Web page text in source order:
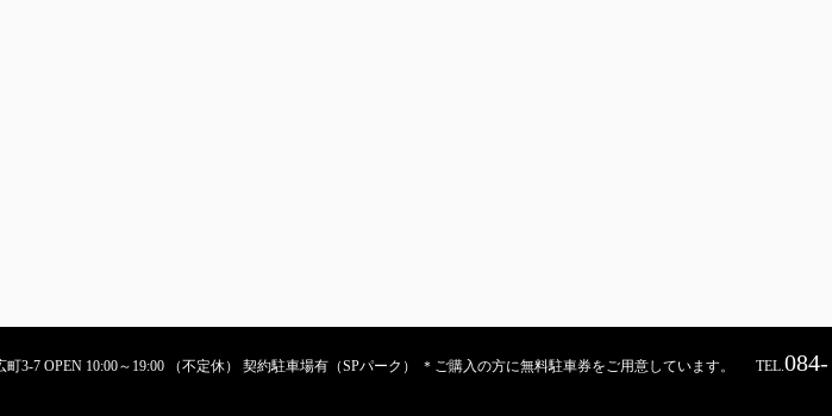
3-7 OPEN 10:00～19:00 （不定休） 契約駐車場有（SPパーク） ＊ご購入の方に無料駐車券をご用意しています。 TEL.084-